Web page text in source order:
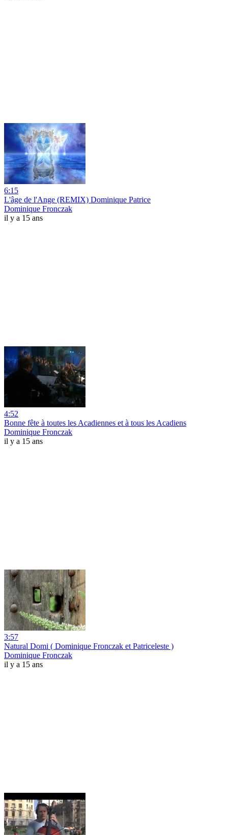
6:15
L'âge de l'Ange (REMIX) Dominique Patrice
Dominique Fronczak
il y a 15 ans
4:52
Bonne fête à toutes les Acadiennes et à tous les Acadiens
Dominique Fronczak
il y a 15 ans
3:57
Natural Domi ( Dominique Fronczak et Patriceleste )
Dominique Fronczak
il y a 15 ans